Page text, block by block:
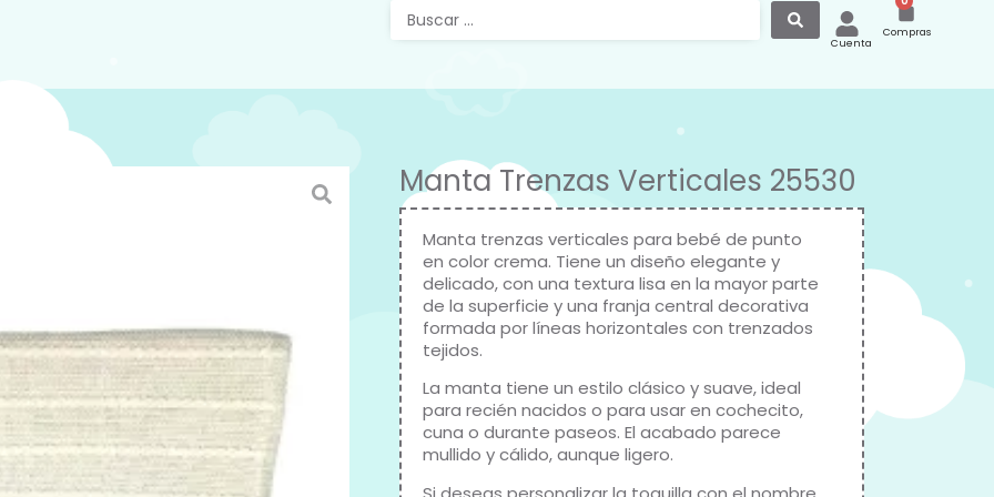
Cuenta
Compras
Manta Trenzas Verticales 25530
Manta trenzas verticales para bebé de punto
en color crema. Tiene un diseño elegante y
delicado, con una textura lisa en la mayor parte
de la superficie y una franja central decorativa
formada por líneas horizontales con trenzados
tejidos.
La manta tiene un estilo clásico y suave, ideal
para recién nacidos o para usar en cochecito,
cuna o durante paseos. El acabado parece
mullido y cálido, aunque ligero.